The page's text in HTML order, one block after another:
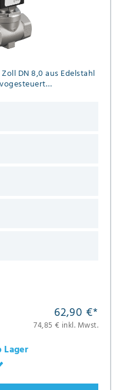
aus Edelstahl
62,90 €*
74,85 € inkl. Mwst.
Lager